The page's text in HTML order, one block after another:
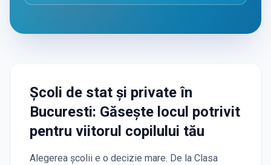
Școli de stat și privateîn
Bucuresti: Găsește locul potrivit
pentru viitorul copilului tău
Alegerea școlii e o decizie mare. De la Clasa